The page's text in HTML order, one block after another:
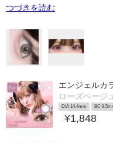
つづきを読む
エンジェルカ
ローズベージュ
DIA 14.4mm BC
¥1,848